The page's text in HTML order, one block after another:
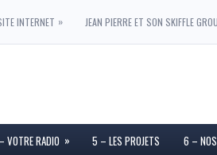
INTERNET » JEAN PIERRE ET SON SKIFFLE
VOTRE RADIO » 5 – LES PROJETS 6 –